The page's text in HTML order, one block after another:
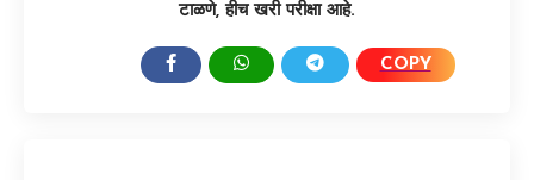
टाळणे, हीच खरी परीक्षा आहे.
COPY